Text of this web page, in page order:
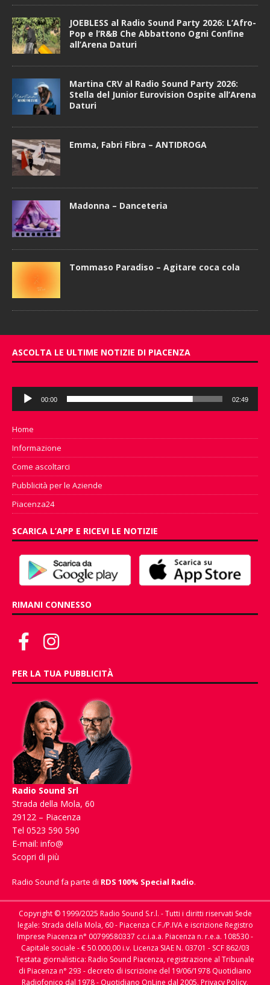
JOEBLESS al Radio Sound Party 2026: L’Afro-
Pop e l’R&B Che Abbattono Ogni Confine
all’Arena Daturi
Martina CRV al Radio Sound Party 2026:
Stella del Junior Eurovision Ospite all’Arena
Daturi
Emma, Fabri Fibra – ANTIDROGA
Madonna – Danceteria
Tommaso Paradiso – Agitare coca cola
ASCOLTA LE ULTIME NOTIZIE DI PIACENZA
Audio
Player
00:00 02:49
Home
Informazione
Come ascoltarci
Pubblicità per le Aziende
Piacenza24
SCARICA L’APP E RICEVI LE NOTIZIE
RIMANI CONNESSO
PER LA TUA PUBBLICITÀ
Radio Sound Srl
Strada della Mola, 60
29122 – Piacenza
Tel 0523 590 590
E-mail: info@
Scopri di più
Radio Sound fa parte di RDS 100% Special Radio.
Copyright © 1999/2025 Radio Sound S.r.l. - Tutti i diritti riservati Sede
legale: Strada della Mola, 60 - Piacenza C.F./P.IVA e iscrizione Registro
Imprese Piacenza n° 00799580337 c.c.i.a.a. Piacenza n. r.e.a. 108530 -
Capitale sociale - € 50.000,00 i.v. Licenza SIAE N. 03701 - SCF 862/03
Testata giornalistica: Radio Sound Piacenza, registrazione al Tribunale
di Piacenza n° 293 - decreto di iscrizione del 19/06/1978 Quotidiano
Radiofonico dal 1978 - Quotidiano OnLine dal 2005. Privacy Policy,